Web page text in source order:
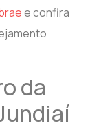
e confira
da